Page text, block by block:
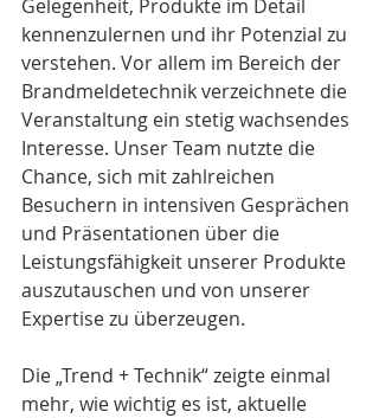
Gelegenheit, Produkte im Detail
kennenzulernen und ihr Potenzial zu
verstehen. Vor allem im Bereich der
Brandmeldetechnik verzeichnete die
Veranstaltung ein stetig wachsendes
Interesse. Unser Team nutzte die
Chance, sich mit zahlreichen
Besuchern in intensiven Gesprächen
und Präsentationen über die
Leistungsfähigkeit unserer Produkte
auszutauschen und von unserer
Expertise zu überzeugen.
Die „Trend + Technik“ zeigte einmal
mehr, wie wichtig es ist, aktuelle